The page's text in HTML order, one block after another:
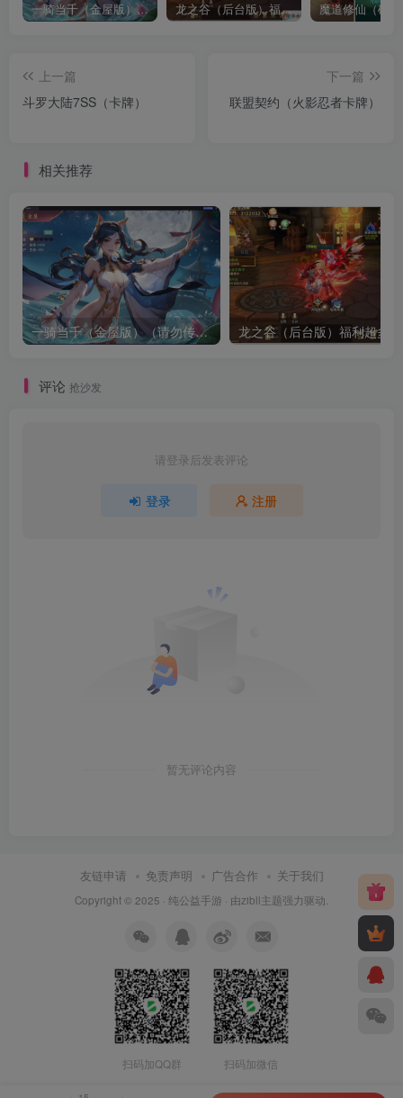
一骑当千（金屋版）（请勿传播宣传谢谢了，有点儿违禁） 龙之谷（后台版）福利超多 魔道修仙（砍
上一篇
斗罗大陆7SS（卡牌）
下一篇
联盟契约（火影忍者卡牌）
相关推荐
一骑当千（金屋版）（请勿传播宣传谢谢了，有点儿违禁） 龙之谷（后台版）福利超多
评论 抢沙发
请登录后发表评论
登录 注册
暂无评论内容
友链申请 免责声明 广告合作 关于我们
Copyright © 2025 · 纯公益手游 · 由zibll主题强力驱动.
扫码加QQ群 扫码加微信